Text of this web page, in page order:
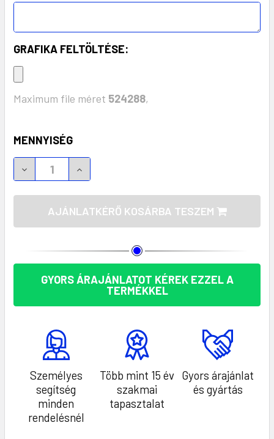
GRAFIKA FELTÖLTÉSE:
Maximum file méret 524288,
KÉSZLET:
MENNYISÉG
TONIA DUPLAFALÚ TERMOSZPALACK 420 ML -
TONIA DUPLAFALÚ TERMOSZPALACK
AJÁNLATKÉRŐ KOSÁRBA TESZEM
GYORS ÁRAJÁNLATOT KÉREK EZZEL A
TERMÉKKEL
Személyes
segítség
minden
rendelésnél
Több mint 15 év
szakmai
tapasztalat
Gyors árajánlat
és gyártás